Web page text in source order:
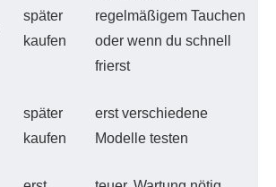
später
kaufen
regelmäßigem Tauchen
oder wenn du schnell
frierst
später
kaufen
erst verschiedene
Modelle testen